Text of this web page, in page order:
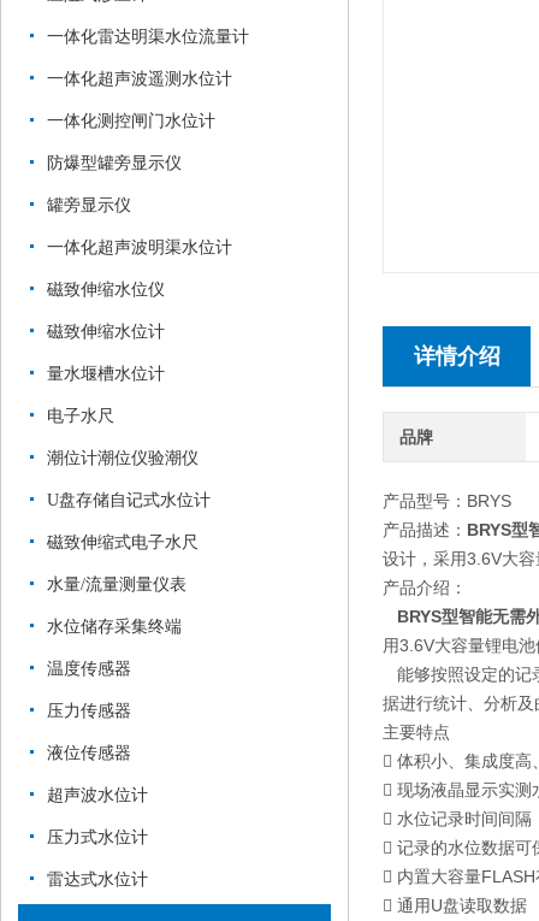
一体化雷达明渠水位流量计
一体化超声波遥测水位计
一体化测控闸门水位计
防爆型罐旁显示仪
罐旁显示仪
一体化超声波明渠水位计
磁致伸缩水位仪
磁致伸缩水位计
量水堰槽水位计
电子水尺
潮位计潮位仪验潮仪
U盘存储自记式水位计
磁致伸缩式电子水尺
水量/流量测量仪表
水位储存采集终端
温度传感器
压力传感器
液位传感器
超声波水位计
压力式水位计
雷达式水位计
详情介绍
品牌
产品型号：BRYS
产品描述： BRYS型
设计，采用3.6V大
产品介绍：
BRYS型智能无需
用3.6V大容量锂电
能够按照设定的记
据进行统计、分析
主要特点
 体积小、集成度高
 现场液晶显示实测
 水位记录时间间隔
 记录的水位数据可
 内置大容量
 通用U盘读取数据